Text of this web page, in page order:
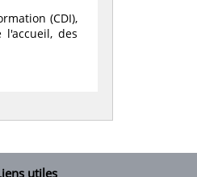
(CDI),
des
utiles